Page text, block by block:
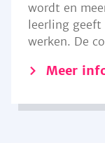
wordt en
leerling
werken. De
Meer